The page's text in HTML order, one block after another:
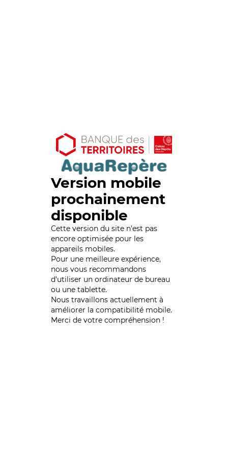
Version mobile
prochainement
disponible
Cette version du site n’est pas
encore optimisée pour les
appareils mobiles.
Pour une meilleure expérience,
nous vous recommandons
d'utiliser un ordinateur de bureau
ou une tablette.
Nous travaillons actuellement à
améliorer la compatibilité mobile.
Merci de votre compréhension !